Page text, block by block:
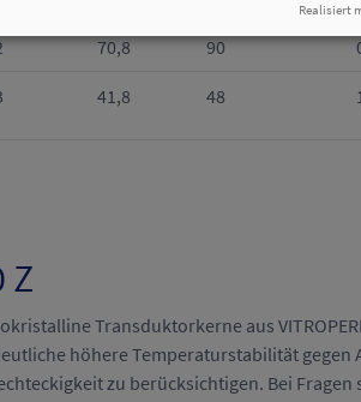
70,8 90
41,8 48
Z
Transduktorkerne aus
höhere Temperaturstabilität
zu berücksichtigen. Bei Fragen
Realisiert